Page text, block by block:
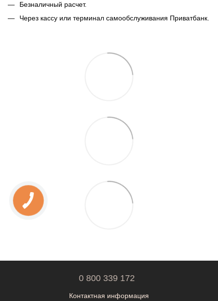
Безналичный расчет.
Через кассу или терминал самообслуживания Приватбанк.
0 800 339 172
Контактная информация